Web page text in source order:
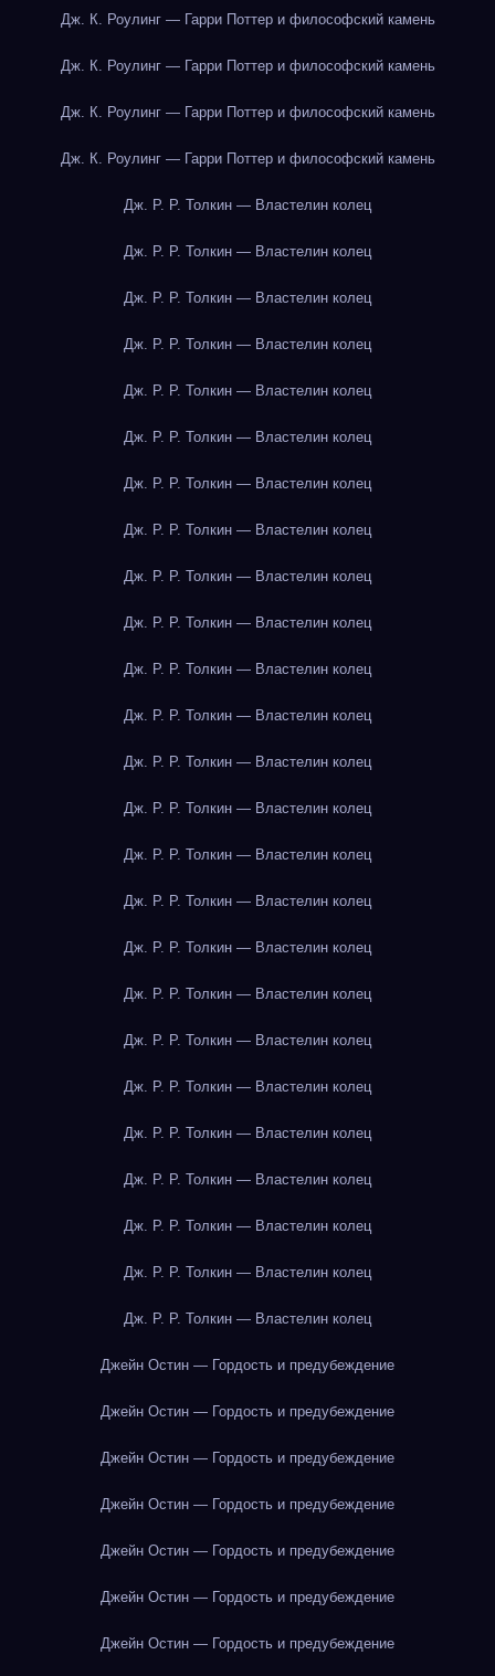
Дж. К. Роулинг — Гарри Поттер и философский камень
Дж. К. Роулинг — Гарри Поттер и философский камень
Дж. К. Роулинг — Гарри Поттер и философский камень
Дж. К. Роулинг — Гарри Поттер и философский камень
Дж. Р. Р. Толкин — Властелин колец
Дж. Р. Р. Толкин — Властелин колец
Дж. Р. Р. Толкин — Властелин колец
Дж. Р. Р. Толкин — Властелин колец
Дж. Р. Р. Толкин — Властелин колец
Дж. Р. Р. Толкин — Властелин колец
Дж. Р. Р. Толкин — Властелин колец
Дж. Р. Р. Толкин — Властелин колец
Дж. Р. Р. Толкин — Властелин колец
Дж. Р. Р. Толкин — Властелин колец
Дж. Р. Р. Толкин — Властелин колец
Дж. Р. Р. Толкин — Властелин колец
Дж. Р. Р. Толкин — Властелин колец
Дж. Р. Р. Толкин — Властелин колец
Дж. Р. Р. Толкин — Властелин колец
Дж. Р. Р. Толкин — Властелин колец
Дж. Р. Р. Толкин — Властелин колец
Дж. Р. Р. Толкин — Властелин колец
Дж. Р. Р. Толкин — Властелин колец
Дж. Р. Р. Толкин — Властелин колец
Дж. Р. Р. Толкин — Властелин колец
Дж. Р. Р. Толкин — Властелин колец
Дж. Р. Р. Толкин — Властелин колец
Дж. Р. Р. Толкин — Властелин колец
Дж. Р. Р. Толкин — Властелин колец
Джейн Остин — Гордость и предубеждение
Джейн Остин — Гордость и предубеждение
Джейн Остин — Гордость и предубеждение
Джейн Остин — Гордость и предубеждение
Джейн Остин — Гордость и предубеждение
Джейн Остин — Гордость и предубеждение
Джейн Остин — Гордость и предубеждение